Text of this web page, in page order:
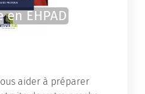
EHPAD
aider à préparer